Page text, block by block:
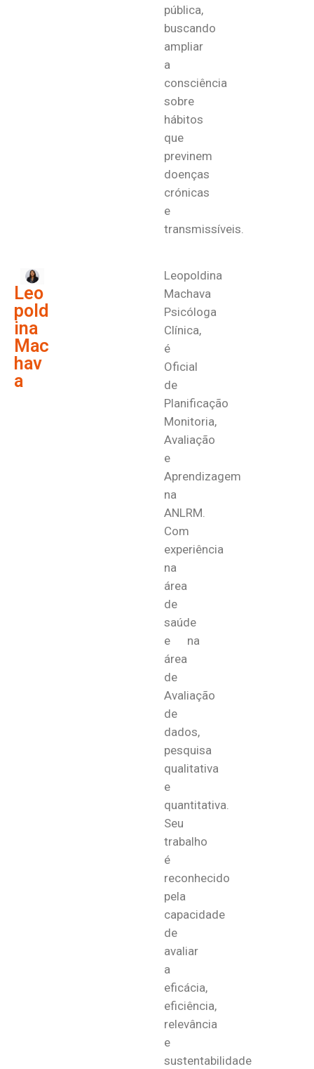
pública,
buscando
ampliar
a
consciência
sobre
hábitos
que
previnem
doenças
crónicas
e
transmissíveis.
Leo
pold
ina
Mac
hav
a
Leopoldina
Machava
Psicóloga
Clínica,
é
Oficial
de
Planificação
Monitoria,
Avaliação
e
Aprendizagem
na
ANLRM.
Com
experiência
na
área
de
saúde
e na
área
de
Avaliação
de
dados,
pesquisa
qualitativa
e
quantitativa.
Seu
trabalho
é
reconhecido
pela
capacidade
de
avaliar
a
eficácia,
eficiência,
relevância
e
sustentabilidade